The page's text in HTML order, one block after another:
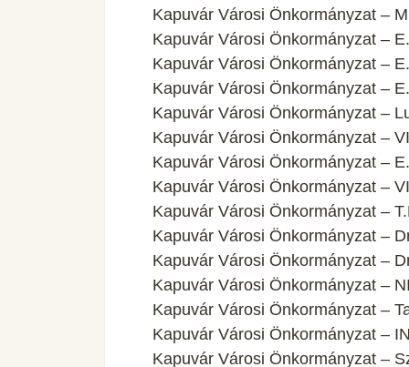
Kapuvár Városi Önkormányzat –
Kapuvár Városi Önkormányzat –
Kapuvár Városi Önkormányzat –
Kapuvár Városi Önkormányzat –
Kapuvár Városi Önkormányzat –
Kapuvár Városi Önkormányzat –
Kapuvár Városi Önkormányzat –
Kapuvár Városi Önkormányzat –
Kapuvár Városi Önkormányzat –
Kapuvár Városi Önkormányzat –
Kapuvár Városi Önkormányzat –
Kapuvár Városi Önkormányzat –
Kapuvár Városi Önkormányzat –
Kapuvár Városi Önkormányzat –
Kapuvár Városi Önkormányzat –